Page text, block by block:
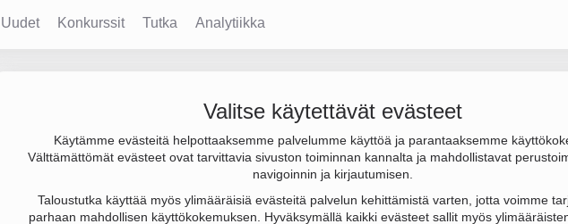
Uudet Konkurssit Tutka Analytiikka
Valitse käytettävät evästeet
Käytämme evästeitä helpottaaksemme palvelumme käyttöä ja parantaaksemme
Välttämättömät evästeet ovat tarvittavia sivuston toiminnan kannalta ja mahdollistavat
navigoinnin ja kirjautumisen.
Taloustutka käyttää myös ylimääräisiä evästeitä palvelun kehittämistä varten, jotta voimme
parhaan mahdollisen käyttökokemuksen. Hyväksymällä kaikki evästeet sallit myös
Oy
000 €, tulos 53 000 € ja henkilöstömäärä 1. Sen päätoimiala on Rakennuttaminen ja
Turku. Yrityksen yhtiömuoto Osakeyhtiö (OY).